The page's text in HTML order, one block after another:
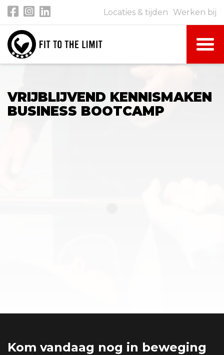
Locaties & tijden Werken bij
VRIJBLIJVEND KENNISMAKEN
BUSINESS BOOTCAMP
Kom vandaag nog in beweging